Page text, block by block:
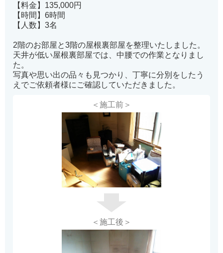
【料金】135,000円
【時間】6時間
【人数】3名
2階のお部屋と3階の屋根裏部屋を整理いたしました。
天井が低い屋根裏部屋では、中腰での作業となりまし
た。
写真や思い出の品々も見つかり、丁寧に分別をしたう
えでご依頼者様にご確認していただきました。
＜施工前＞
＜施工後＞